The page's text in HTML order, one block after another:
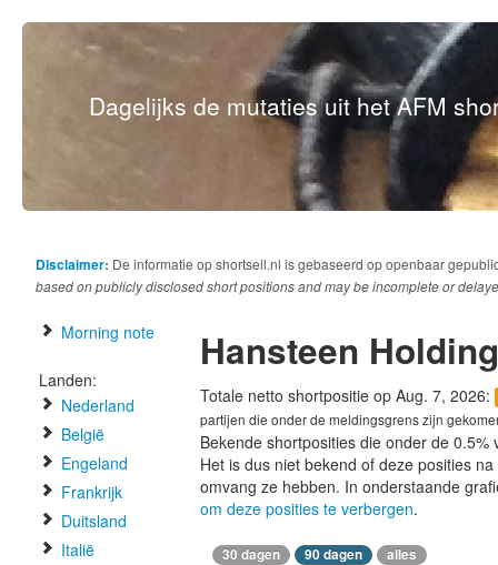
Dagelijks de mutaties uit het AFM
Disclaimer: De informatie op shortsell.nl is gebaseerd op openbaar
based on publicly disclosed short positions and may be incomplete or
Morning note
Landen:
Nederland
België
Engeland
Frankrijk
Duitsland
Italië
Hansteen
Totale netto shortpositie op Aug. 7, 2026:
partijen die onder de meldingsgrens zijn
Bekende shortposities die onder de
Het is dus niet bekend of deze posities
omvang ze hebben. In onderstaande
om deze posities te verbergen.
30 dagen 90 dagen alles